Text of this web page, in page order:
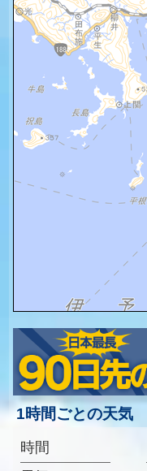
1時間ごとの天気
時間